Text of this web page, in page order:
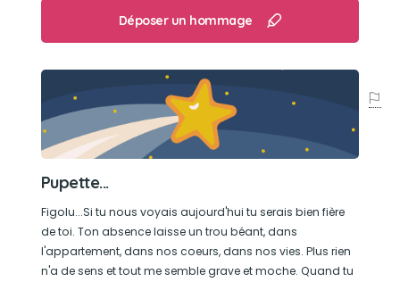
Son caractère
la parole à leur chien, heureusement qu'elle ne
l'avait pas sinon nous aurions entendu parler du
pays
Les chaussettes, incontestablement
Son loisir préféré
Déposer un hommage
Pupette...
Figolu...Si tu nous voyais aujourd'hui tu serais bien fière
de toi. Ton absence laisse un trou béant, dans
l'appartement, dans nos coeurs, dans nos vies. Plus rien
n'a de sens et tout me semble grave et moche. Quand tu